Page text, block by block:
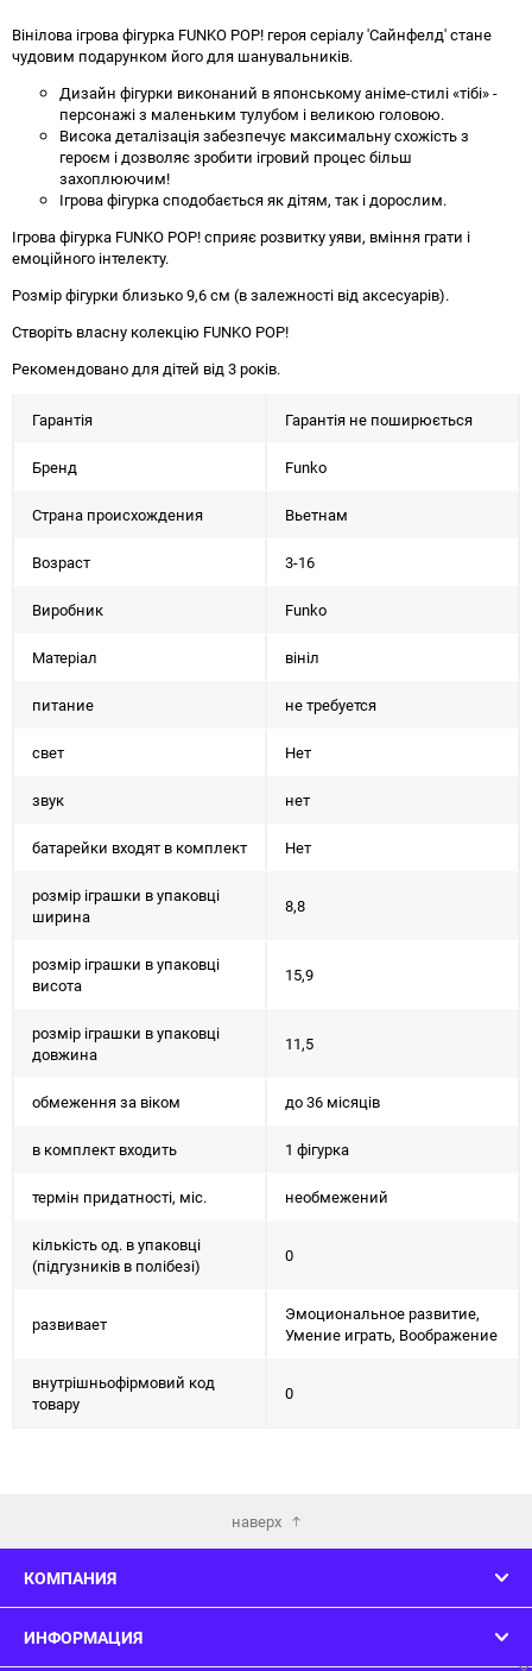
Вінілова ігрова фігурка FUNKO POP! героя серіалу 'Сайнфелд' стане
чудовим подарунком його для шанувальників.
Дизайн фігурки виконаний в японському аніме-стилі «тібі» -
персонажі з маленьким тулубом і великою головою.
Висока деталізація забезпечує максимальну схожість з
героєм і дозволяє зробити ігровий процес більш
захоплюючим!
Ігрова фігурка сподобається як дітям, так і дорослим.
Ігрова фігурка FUNKO POP! сприяє розвитку уяви, вміння грати і
емоційного інтелекту.
Розмір фігурки близько 9,6 см (в залежності від аксесуарів).
Створіть власну колекцію FUNKO POP!
Рекомендовано для дітей від 3 років.
Гарантія Гарантія не поширюється
Бренд Funko
Страна происхождения Вьетнам
Возраст 3-16
Виробник Funko
Матеріал вініл
питание не требуется
свет Нет
звук нет
батарейки входят в комплект Нет
розмір іграшки в упаковці
ширина
8,8
розмір іграшки в упаковці
висота
15,9
розмір іграшки в упаковці
довжина
11,5
обмеження за віком до 36 місяців
в комплект входить 1 фігурка
термін придатності, міс. необмежений
кількість од. в упаковці
(підгузників в полібезі)
0
развивает
Эмоциональное развитие,
Умение играть, Воображение
внутрішньофірмовий код
товару
0
наверх
КОМПАНИЯ
ИНФОРМАЦИЯ